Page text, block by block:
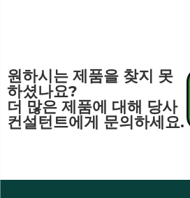
원하시는 제품을 찾지 못
하셨나요?
더 많은 제품에 대해 당사
컨설턴트에게 문의하세요.